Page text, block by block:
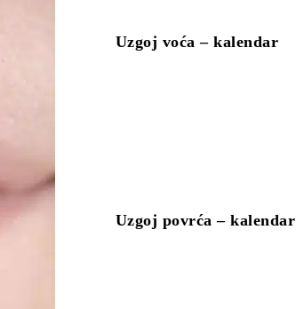
Uzgoj voća – kalendar
Uzgoj povrća – kalendar